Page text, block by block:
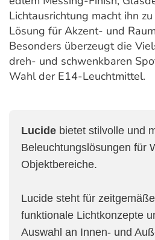
Lichtausrichtung macht ihn
Lösung für Akzent- und
Besonders überzeugt die
dreh- und schwenkbaren
Wahl der E14-Leuchtmittel.
Lucide bietet stilvolle und
Beleuchtungslösungen für
Objektbereiche.
Lucide steht für
funktionale Lichtkonzepte
Auswahl an Innen- und